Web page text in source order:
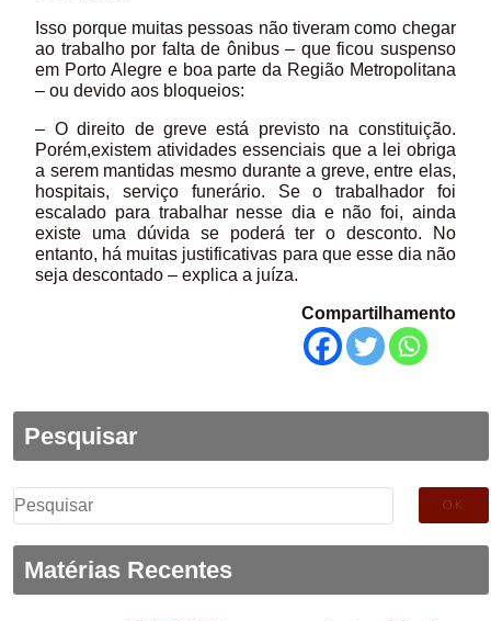
Isso porque muitas pessoas não tiveram como chegar
ao trabalho por falta de ônibus – que ficou suspenso
em Porto Alegre e boa parte da Região Metropolitana
– ou devido aos bloqueios:
– O direito de greve está previsto na constituição.
Porém,existem atividades essenciais que a lei obriga
a serem mantidas mesmo durante a greve, entre elas,
hospitais, serviço funerário. Se o trabalhador foi
escalado para trabalhar nesse dia e não foi, ainda
existe uma dúvida se poderá ter o desconto. No
entanto, há muitas justificativas para que esse dia não
seja descontado – explica a juíza.
Compartilhamento
Pesquisar
Pesquisar
por:
Matérias Recentes